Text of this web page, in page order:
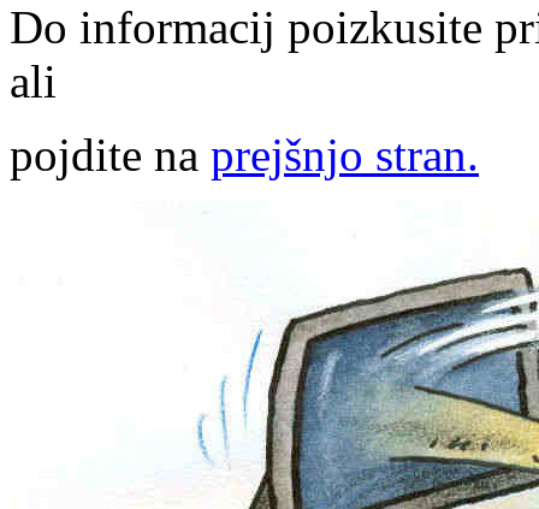
Do informacij poizkusite
ali
pojdite na prejšnjo stran.